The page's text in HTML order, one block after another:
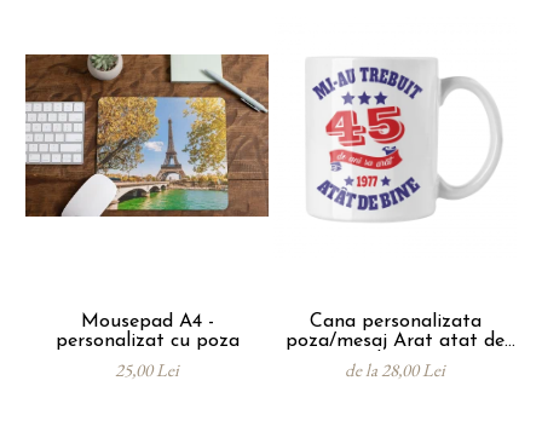
Mousepad A4 -
personalizat cu poza
25,00 Lei
Cana personalizata
poza/mesaj Arat atat de
bine
de la 28,00 Lei